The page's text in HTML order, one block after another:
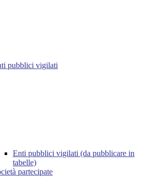
pubblici vigilati
Enti pubblici vigilati (da pubblicare in
tabelle)
partecipate